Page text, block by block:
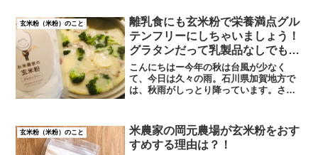
玄米粉（米粉）のこと
離乳食にも玄米粉で栄養満点グル
テンフリーにしちゃいましょう！
グラタンだって乳製品なしでもお
いしくできます。
こんにちはー今年の秋は台風が少なく
て、今日は久々の雨。石川県加賀地方で
は、秋雨がしっとり降っています。さ
久々に玄米粉レシピです。毎日今晩何作
ろう？ほんと悩みます。美...
玄米粉（米粉）のこと
米農家の岡元農場が玄米粉をおす
すめする理由は？！